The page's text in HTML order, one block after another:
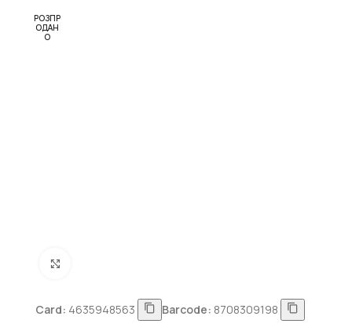
РОЗПР
ОДАН
О
Card: 4635948563 Barcode: 8708309198